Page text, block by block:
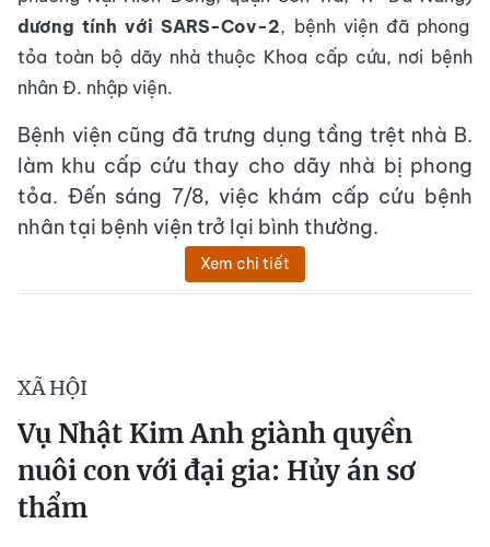
dương tính với SARS-Cov-2, bệnh viện đã phong
tỏa toàn bộ dãy nhà thuộc Khoa cấp cứu, nơi bệnh
nhân Đ. nhập viện.
Bệnh viện cũng đã trưng dụng tầng trệt nhà B.
làm khu cấp cứu thay cho dãy nhà bị phong
tỏa. Đến sáng 7/8, việc khám cấp cứu bệnh
nhân tại bệnh viện trở lại bình thường.
Xem chi tiết
XÃ HỘI
Vụ Nhật Kim Anh giành quyền
nuôi con với đại gia: Hủy án sơ
thẩm